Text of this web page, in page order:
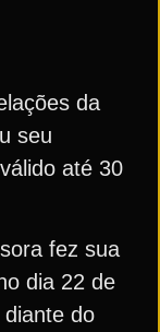
da
seu
até 30
fez sua
dia 22 de
do